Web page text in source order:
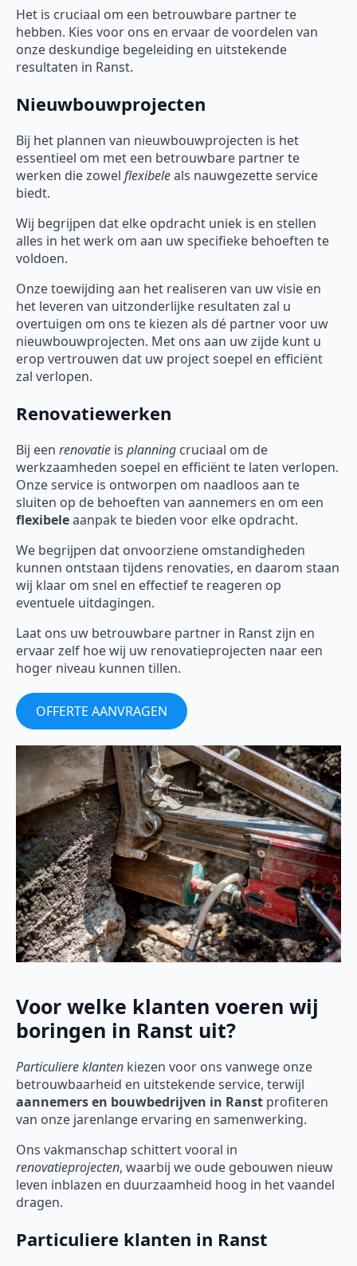
Het is cruciaal om een betrouwbare partner te
hebben. Kies voor ons en ervaar de voordelen van
onze deskundige begeleiding en uitstekende
resultaten in Ranst.
Nieuwbouwprojecten
Bij het plannen van nieuwbouwprojecten is het
essentieel om met een betrouwbare partner te
werken die zowel flexibeleals nauwgezette service
biedt.
Wij begrijpen dat elke opdracht uniek is en stellen
alles in het werk om aan uw specifieke behoeften te
voldoen.
Onze toewijding aan het realiseren van uw visie en
het leveren van uitzonderlijke resultaten zal u
overtuigen om ons te kiezen als dé partner voor uw
nieuwbouwprojecten. Met ons aan uw zijde kunt u
erop vertrouwen dat uw project soepel en efficiënt
zal verlopen.
Renovatiewerken
Bij een renovatie is planning cruciaal om de
werkzaamheden soepel en efficiënt te laten verlopen.
Onze service is ontworpen om naadloos aan te
sluiten op de behoeften van aannemers en om een
flexibeleaanpak te bieden voor elke opdracht.
We begrijpen dat onvoorziene omstandigheden
kunnen ontstaan tijdens renovaties, en daarom staan
wij klaar om snel en effectief te reageren op
eventuele uitdagingen.
Laat ons uw betrouwbare partner in Ranst zijn en
ervaar zelf hoe wij uw renovatieprojecten naar een
hoger niveau kunnen tillen.
OFFERTE AANVRAGEN
Voor welke klanten voeren wij
boringen in Ranst uit?
Particuliere klanten kiezen voor ons vanwege onze
betrouwbaarheid en uitstekende service, terwijl
aannemers en bouwbedrijven in Ranst profiteren
van onze jarenlange ervaring en samenwerking.
Ons vakmanschap schittert vooral in
renovatieprojecten, waarbij we oude gebouwen nieuw
leven inblazen en duurzaamheid hoog in het vaandel
dragen.
Particuliere klanten in Ranst